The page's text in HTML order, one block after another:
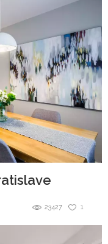
1
23427